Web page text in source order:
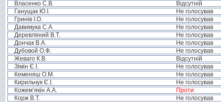
Власенко С.В.
Відсутній
Ганущак Ю.І.
Не голосував
Гринів І.О.
Не голосував
Давимука С.А.
Не голосував
Деревляний В.Т.
Не голосував
Дончак В.А.
Не голосував
Дубовой О.Ф.
Не голосував
Жеваго К.В.
Відсутній
Зімін Є.І.
Не голосував
Кеменяш О.М.
Не голосував
Кирильчук Є.І.
Не голосував
Кожем’якін А.А.
Проти
Корж В.Т.
Не голосував